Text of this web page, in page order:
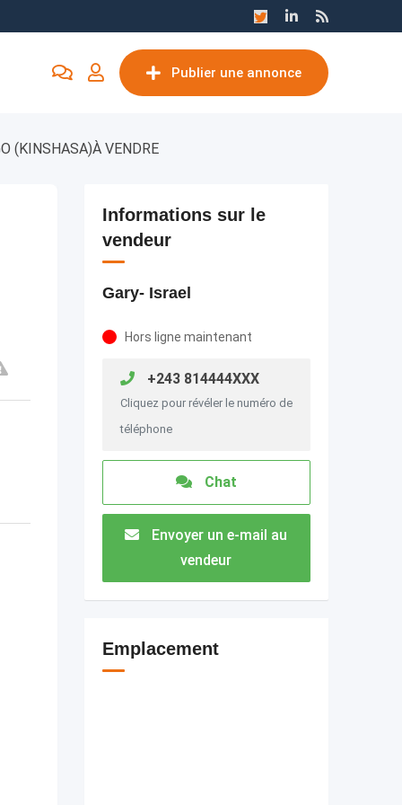
Publier une annonce
(KINSHASA)À VENDRE
Informations sur le
vendeur
Gary- Israel
Hors ligne maintenant
+243 814444XXX
Cliquez pour révéler le numéro de
téléphone
Chat
Envoyer un e-mail au
vendeur
Emplacement